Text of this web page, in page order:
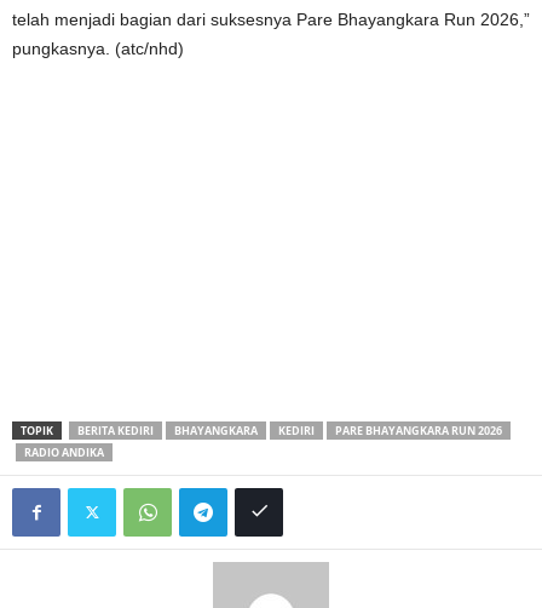
telah menjadi bagian dari suksesnya Pare Bhayangkara Run 2026,”
pungkasnya. (atc/nhd)
TOPIK BERITA KEDIRI BHAYANGKARA KEDIRI
PARE BHAYANGKARA RUN 2026
RADIO ANDIKA